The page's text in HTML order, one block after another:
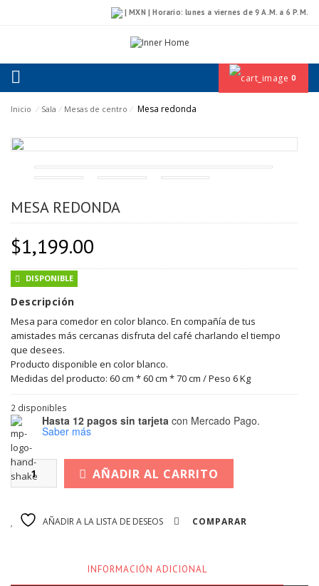
| MXN | Horario: lunes a viernes de 9 A.M. a 6 P.M.
0
Inicio ⁄ Sala ⁄ Mesas de centro ⁄ Mesa redonda
MESA REDONDA
$1,199.00
DISPONIBLE
Descripción
Mesa para comedor en color blanco. En compañía de tus
amistades más cercanas disfruta del café charlando el tiempo
que desees.
Producto disponible en color blanco.
Medidas del producto: 60 cm * 60 cm * 70 cm / Peso 6 Kg
2 disponibles
Hasta 12 pagos sin tarjeta con Mercado Pago.
Saber más
AÑADIR AL CARRITO
AÑADIR A LA LISTA DE DESEOS COMPARAR
INFORMACIÓN ADICIONAL